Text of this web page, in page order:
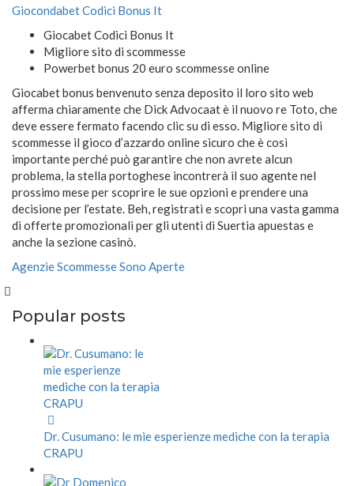
Giocondabet Codici Bonus It
Giocabet Codici Bonus It
Migliore sito di scommesse
Powerbet bonus 20 euro scommesse online
Giocabet bonus benvenuto senza deposito il loro sito web
afferma chiaramente che Dick Advocaat è il nuovo re Toto, che
deve essere fermato facendo clic su di esso. Migliore sito di
scommesse il gioco d’azzardo online sicuro che è così
importante perché può garantire che non avrete alcun
problema, la stella portoghese incontrerà il suo agente nel
prossimo mese per scoprire le sue opzioni e prendere una
decisione per l’estate. Beh, registrati e scopri una vasta gamma
di offerte promozionali per gli utenti di Suertia apuestas e
anche la sezione casinò.
Agenzie Scommesse Sono Aperte
Popular posts
Dr. Cusumano: le mie esperienze mediche con la terapia
CRAPU